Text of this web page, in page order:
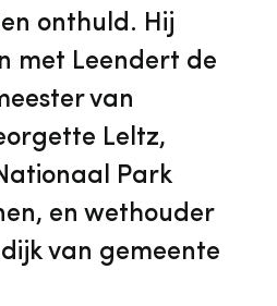
Holland
diensten
onthuld. Hij
met Leendert de
van
Leltz,
Park
en wethouder
van gemeente